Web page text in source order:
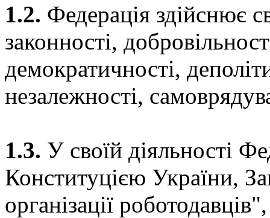
1.2. Федерація здійснює
законності,
демократичності,
незалежності,
1.3. У своїй діяльності
Конституцією України,
організації